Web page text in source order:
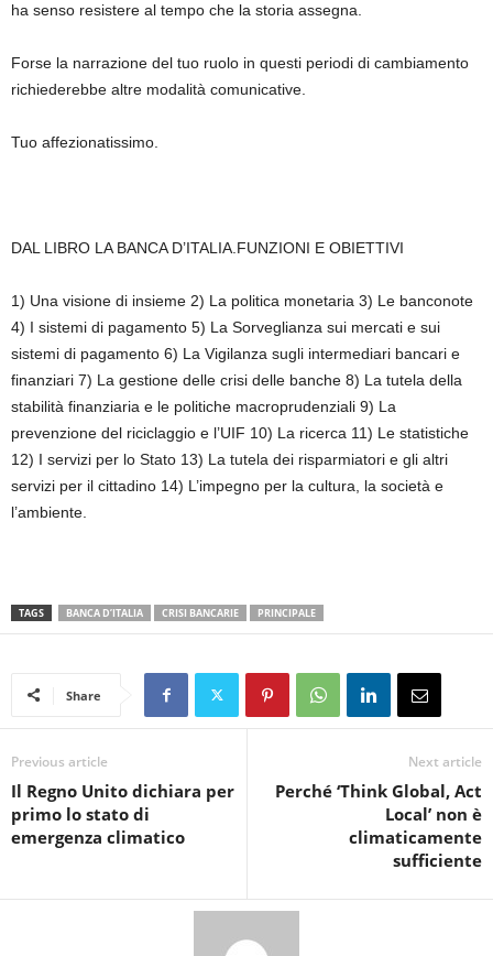
ha senso resistere al tempo che la storia assegna.
Forse la narrazione del tuo ruolo in questi periodi di cambiamento
richiederebbe altre modalità comunicative.
Tuo affezionatissimo.
DAL LIBRO LA BANCA D’ITALIA.FUNZIONI E OBIETTIVI
1) Una visione di insieme 2) La politica monetaria 3) Le banconote
4) I sistemi di pagamento 5) La Sorveglianza sui mercati e sui
sistemi di pagamento 6) La Vigilanza sugli intermediari bancari e
finanziari 7) La gestione delle crisi delle banche 8) La tutela della
stabilità finanziaria e le politiche macroprudenziali 9) La
prevenzione del riciclaggio e l’UIF 10) La ricerca 11) Le statistiche
12) I servizi per lo Stato 13) La tutela dei risparmiatori e gli altri
servizi per il cittadino 14) L’impegno per la cultura, la società e
l’ambiente.
TAGS BANCA D’ITALIA CRISI BANCARIE PRINCIPALE
Share
Previous article
Il Regno Unito dichiara per
primo lo stato di
emergenza climatico
Next article
Perché ‘Think Global, Act
Local’ non è
climaticamente
sufficiente